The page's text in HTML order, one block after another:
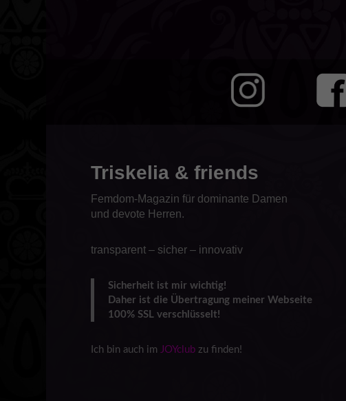
Triskelia & friends
Femdom-Magazin für dominante Damen
und devote Herren.
transparent – sicher – innovativ
Sicherheit ist mir wichtig!
Daher ist die Übertragung meiner Webseite
100% SSL verschlüsselt!
Ich bin auch im JOYclub zu finden!